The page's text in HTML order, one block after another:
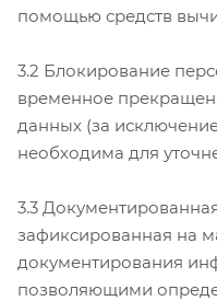
помощью средств
3.2 Блокирование
временное
данных (за
необходима для
3.3
зафиксированная на
документирования
позволяющими